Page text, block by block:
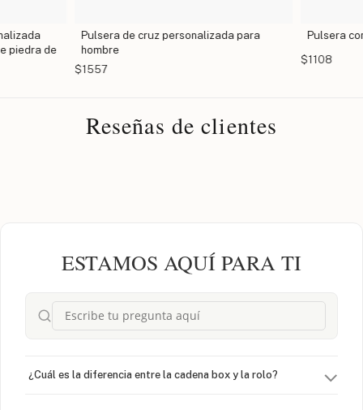
Pulsera
$1108
piedra de
Pulsera de cruz personalizada para
hombre
$1557
Reseñas de clientes
ESTAMOS AQUÍ PARA TI
¿Cuál es la diferencia entre la cadena box y la rolo?